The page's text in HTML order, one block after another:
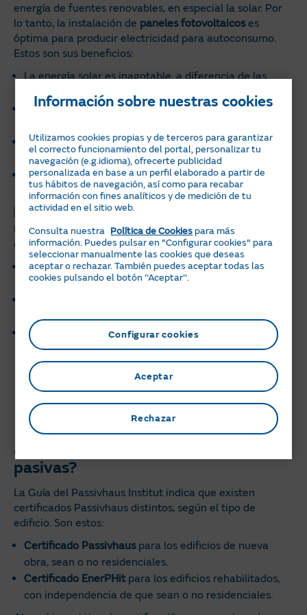
energía de fuentes renovables, en especial la solar. Por
lo tanto, la instalación de paneles fotovoltaicoses
óptima para producir electricidad para autoconsumo.
Estos son sus beneficios:
La energía solar es inagotable, a diferencia de las
fuentes de energía fósiles.
Esta energía no contamina con gases de efecto
Los paneles fotovoltaicos no generan residuos
contaminantes.
La energía solar no produce ruidos, de manera que no
hay contaminación acústica.
Por otra parte, elautoconsumode energía solar de las
casas pasivas te ofrece varias ventajas:
Flexibilidad, porque es fácil ajustar y adaptar el
consumo adecuadamente.
instalaciones no tienen ningún riesgo.
Ahorro. En los últimos 5 años, los precios de las
tecnologías renovables han reducido el coste en un 80
%, según el Instituto para la Diversificación y Ahorro
de la Energía de España (IDAE). Y, durante 2023, el
descendiente.
¿Existen certificaciones de casas
pasivas?
La Guía del Passivhaus Institut indica que existen
certificados Passivhaus distintos, según el tipo de
edificio. Son estos:
Certificado Passivhauspara los edificios de nueva
obra, sean o no residenciales.
Certificado EnerPHitpara los edificios rehabilitados,
con independencia de que sean o no residenciales.
Información sobre nuestras cookies
Utilizamos cookies propias y de terceros para garantizar
el correcto funcionamiento del portal, personalizar tu
navegación (e.g.idioma), ofrecerte publicidad
personalizada en base a un perfil elaborado a partir de
tus hábitos de navegación, así como para recabar
información con fines analíticos y de medición de tu
actividad en el sitio web.
Consulta nuestra Política de Cookies para más
información. Puedes pulsar en "Configurar cookies" para
seleccionar manualmente las cookies que deseas
aceptar o rechazar. También puedes aceptar todas las
cookies pulsando el botón ‘‘Aceptar’’.
Configurar cookies
Rechazar
Aceptar